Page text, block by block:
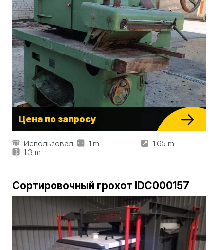
Цена по запросу
Использовал 1 m
1.65 m
1.3 m
Сортировочный грохот IDC000157